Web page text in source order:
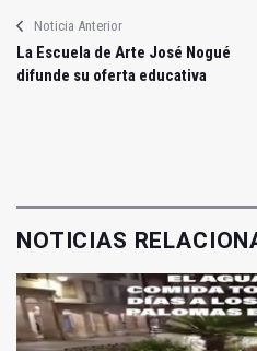
Noticia Anterior
La Escuela de Arte José Nogué
difunde su oferta educativa
NOTICIAS